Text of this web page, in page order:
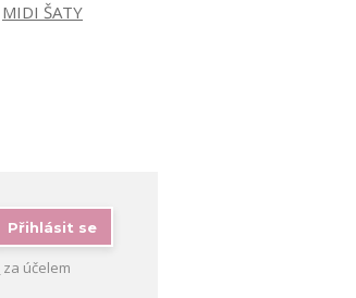
MIDI ŠATY
Přihlásit se
za účelem